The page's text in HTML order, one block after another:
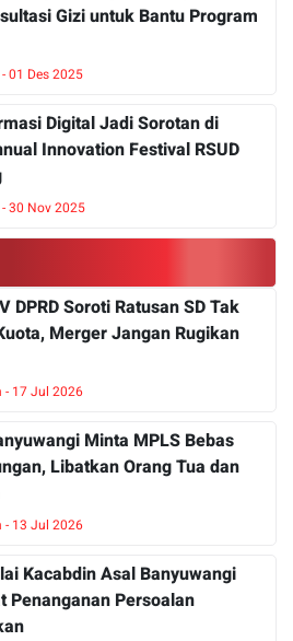
Gizi untuk Bantu Program
01 Des 2025
Digital Jadi Sorotan di
Innovation Festival RSUD
30 Nov 2025
DPRD Soroti Ratusan SD Tak
Merger Jangan Rugikan
- 17 Jul 2026
Minta MPLS Bebas
Libatkan Orang Tua dan
- 13 Jul 2026
Kacabdin Asal Banyuwangi
Penanganan Persoalan